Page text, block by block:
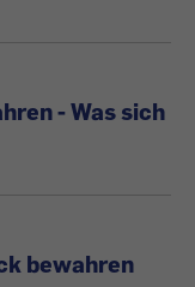
- Was sich
bewahren